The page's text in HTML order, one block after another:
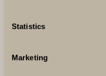
Statistics
Marketing